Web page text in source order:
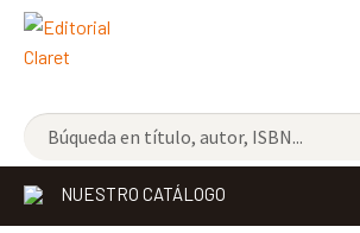
NOVEDADES
LOS MÁS VENDIDOS
NUESTRO CATÁLOGO